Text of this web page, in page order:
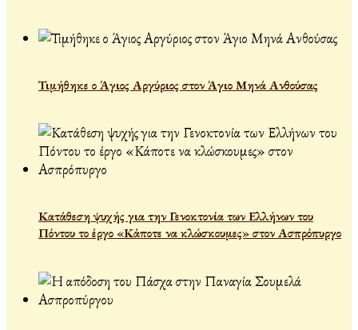
Τιμήθηκε ο Άγιος Αργύριος στον Άγιο Μηνά Ανθούσας
Κατάθεση ψυχής για την Γενοκτονία των Ελλήνων του
Πόντου το έργο «Κάποτε να κλώσκουμες» στον Ασπρόπυργο